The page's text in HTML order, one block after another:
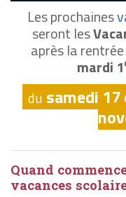
Les prochaines
seront les
après la
mardi 1
du samedi
Quand
vacances